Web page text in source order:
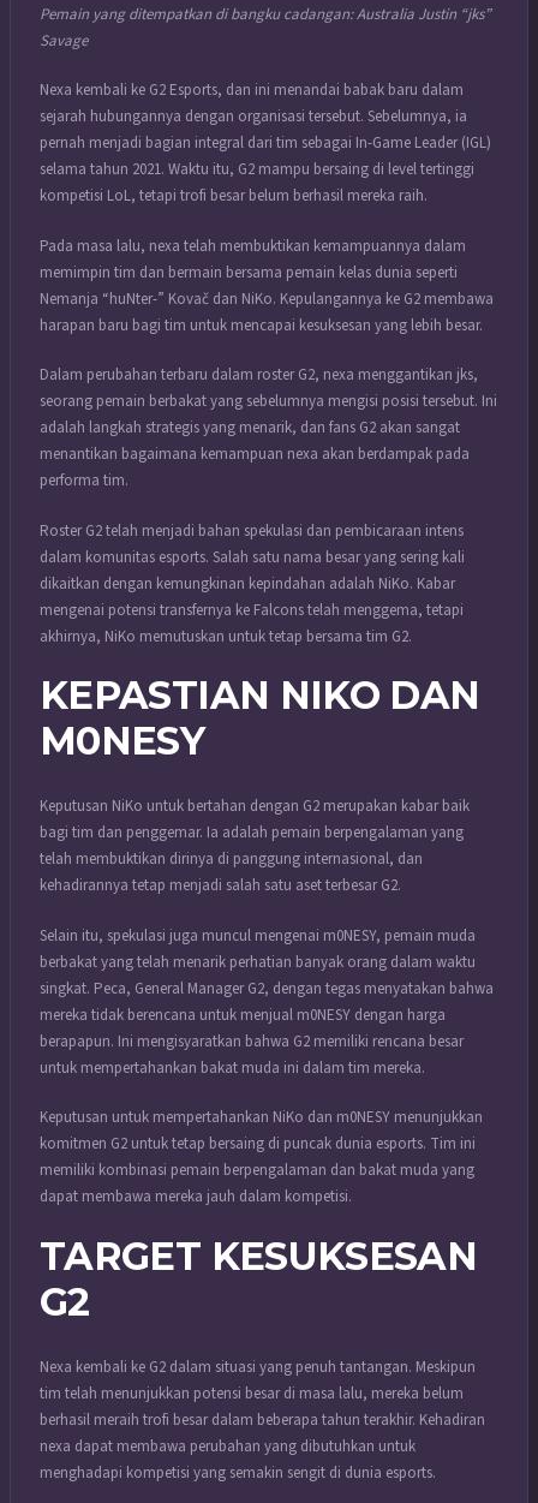
Pemain yang ditempatkan di bangku cadangan: Australia Justin “⁠jks⁠”
Savage
Nexa kembali ke G2 Esports, dan ini menandai babak baru dalam
sejarah hubungannya dengan organisasi tersebut. Sebelumnya, ia
pernah menjadi bagian integral dari tim sebagai In-Game Leader (IGL)
selama tahun 2021. Waktu itu, G2 mampu bersaing di level tertinggi
kompetisi LoL, tetapi trofi besar belum berhasil mereka raih.
Pada masa lalu, nexa telah membuktikan kemampuannya dalam
memimpin tim dan bermain bersama pemain kelas dunia seperti
Nemanja “⁠huNter-⁠” Kovač dan NiKo. Kepulangannya ke G2 membawa
harapan baru bagi tim untuk mencapai kesuksesan yang lebih besar.
Dalam perubahan terbaru dalam roster G2, nexa menggantikan jks,
seorang pemain berbakat yang sebelumnya mengisi posisi tersebut. Ini
adalah langkah strategis yang menarik, dan fans G2 akan sangat
menantikan bagaimana kemampuan nexa akan berdampak pada
performa tim.
Roster G2 telah menjadi bahan spekulasi dan pembicaraan intens
dalam komunitas esports. Salah satu nama besar yang sering kali
dikaitkan dengan kemungkinan kepindahan adalah NiKo. Kabar
mengenai potensi transfernya ke Falcons telah menggema, tetapi
akhirnya, NiKo memutuskan untuk tetap bersama tim G2.
KEPASTIAN NIKO DAN
M0NESY
Keputusan NiKo untuk bertahan dengan G2 merupakan kabar baik
bagi tim dan penggemar. Ia adalah pemain berpengalaman yang
telah membuktikan dirinya di panggung internasional, dan
kehadirannya tetap menjadi salah satu aset terbesar G2.
Selain itu, spekulasi juga muncul mengenai m0NESY, pemain muda
berbakat yang telah menarik perhatian banyak orang dalam waktu
singkat. Peca, General Manager G2, dengan tegas menyatakan bahwa
mereka tidak berencana untuk menjual m0NESY dengan harga
berapapun. Ini mengisyaratkan bahwa G2 memiliki rencana besar
untuk mempertahankan bakat muda ini dalam tim mereka.
Keputusan untuk mempertahankan NiKo dan m0NESY menunjukkan
komitmen G2 untuk tetap bersaing di puncak dunia esports. Tim ini
memiliki kombinasi pemain berpengalaman dan bakat muda yang
dapat membawa mereka jauh dalam kompetisi.
TARGET KESUKSESAN
G2
Nexa kembali ke G2 dalam situasi yang penuh tantangan. Meskipun
tim telah menunjukkan potensi besar di masa lalu, mereka belum
berhasil meraih trofi besar dalam beberapa tahun terakhir. Kehadiran
nexa dapat membawa perubahan yang dibutuhkan untuk
menghadapi kompetisi yang semakin sengit di dunia esports.